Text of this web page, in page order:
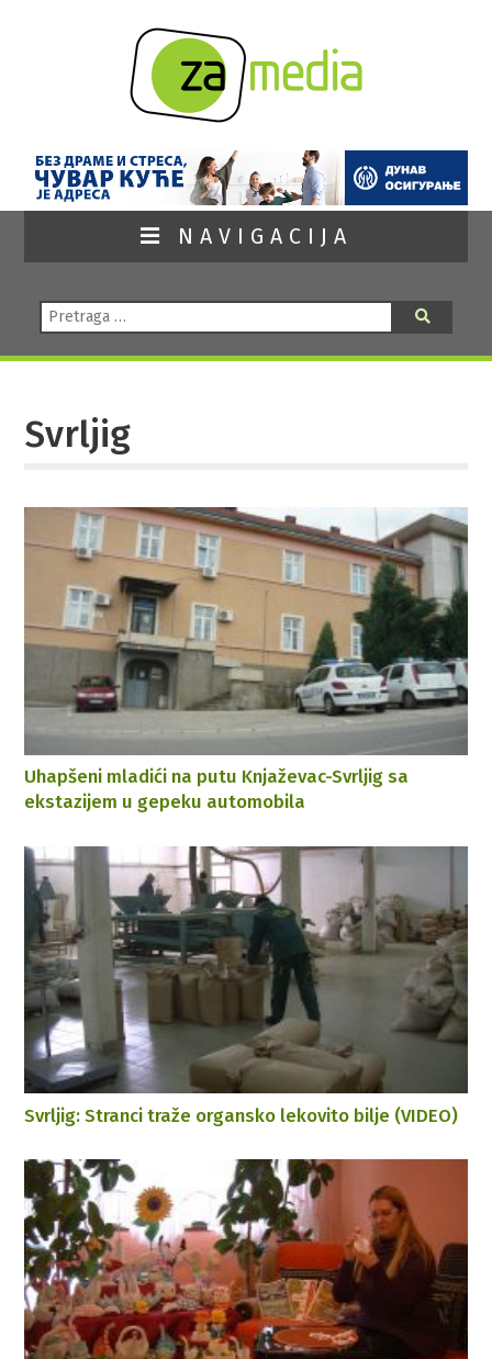
NAVIGACIJA
Pretraga:
Svrljig
Uhapšeni mladići na putu Knjaževac-Svrljig sa
ekstazijem u gepeku automobila
Svrljig: Stranci traže organsko lekovito bilje (VIDEO)